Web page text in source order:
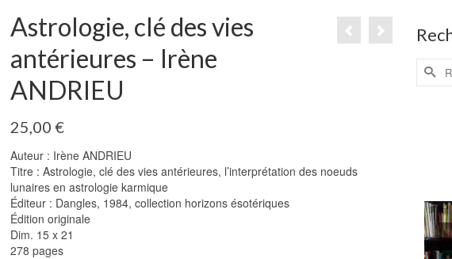
Astrologie, clé des vies
antérieures – Irène
ANDRIEU
25,00 €
Auteur : Irène ANDRIEU
Titre : Astrologie, clé des vies antérieures, l’interprétation des noeuds
lunaires en astrologie karmique
Éditeur : Dangles, 1984, collection horizons ésotériques
Édition originale
Dim. 15 x 21
278 pages